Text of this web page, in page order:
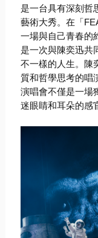
是一台具有深刻哲
藝術大秀。在「
一場與自己青春的
是一次與陳奕迅共
不一樣的人生。陳
質和哲學思考的唱
演唱會不僅是一場
迷眼睛和耳朵的感